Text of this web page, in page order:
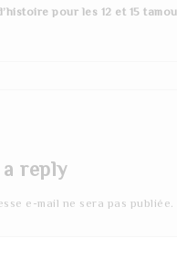
pour les 12 et 15
a reply
e-mail ne sera pas publiée.